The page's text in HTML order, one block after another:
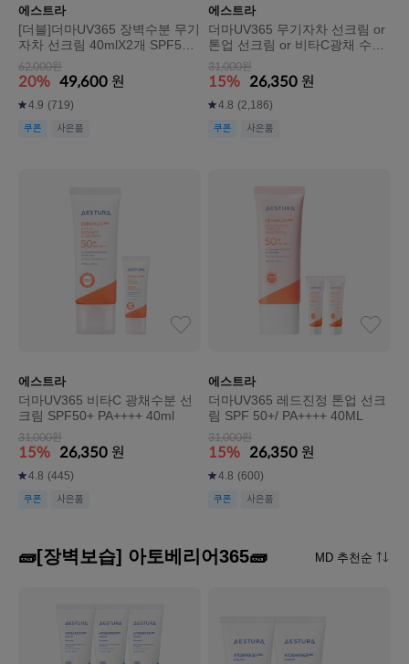
에스트라
[더블]더마UV365 장벽수분 무기
자차 선크림 40mlX2개 SPF50+
PA++++(본품1개 용량 추가 증
정)
62,000원
20% 49,600 원
4.9 (719)
쿠폰 사은품
에스트라
더마UV365 무기자차 선크림 or
톤업 선크림 or 비타C광채 수분
선크림 SPF 50+/ PA++++(택1)
40ml
31,000원
15% 26,350 원
4.8 (2,186)
쿠폰 사은품
에스트라
더마UV365 비타C 광채수분 선
크림 SPF50+ PA++++ 40ml
31,000원
15% 26,350 원
4.8 (445)
쿠폰 사은품
에스트라
더마UV365 레드진정 톤업 선크
림 SPF 50+/ PA++++ 40ML
31,000원
15% 26,350 원
4.8 (600)
쿠폰 사은품
🧱[장벽보습] 아토베리어365🧱 MD 추천순